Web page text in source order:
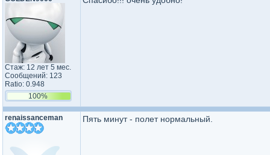
Стаж: 12 лет 5 мес.
Сообщений: 123
Ratio: 0.948
100%
renaissanceman Пять минут - полет нормальный.